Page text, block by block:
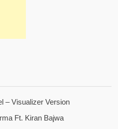
– Visualizer Version
Ft. Kiran Bajwa